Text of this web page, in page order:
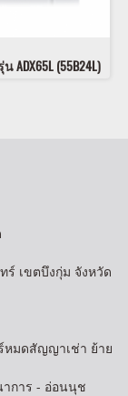
น ADX65L (55B24L)
เขตบึงกุ่ม จังหวัด
หมดสัญญาเช่า ย้าย
การ - อ่อนนุช